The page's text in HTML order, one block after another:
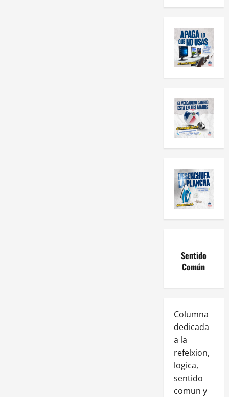
Sentido
Común
Columna
dedicada
a la
refelxion,
logica,
sentido
comun y